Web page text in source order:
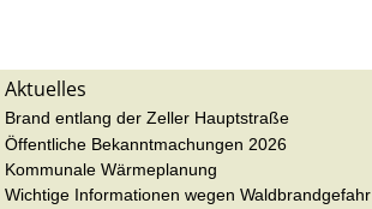
Aktuelles
Brand entlang der Zeller Hauptstraße
Öffentliche Bekanntmachungen 2026
Kommunale Wärmeplanung
Wichtige Informationen wegen Waldbrandgefahr